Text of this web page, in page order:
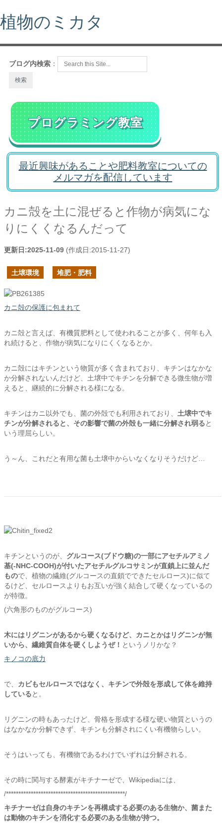
植物のミカタ
ブログ内検索 ：
プログラミング教室
最近興味があることや肥料教室についての
メルマガを配信しています
カニ殻を土に混ぜると作物が病気にな
りにくくなるんだって
更新日:2025-11-09 (作成日:2015-11-27)
土壌環境 堆肥・肥料
カニ殻の保護に包まれて
カニ殻と言えば、有機質肥料として使われることが多く、何年も入
れ続けると、作物が病気になりにくくなるとか。
カニ殻にはキチンという物質が多く含まれており、キチンはなかな
か分解されないんだけど、土壌中でキチンを分解できる微生物が増
えると、継続的に分解される様になる。
キチンはカニ以外でも、菌の外殻でも利用されており、 土壌中でキ
チンが分解されると、 その影響で菌の外殻も一緒に分解され弱ると
いう理屈らしい。
う～ん、これだと有用な菌も土壌中からいなくなりそうだけど…
キチンというのが、 グルコース(ブドウ糖)の一部にアセチルアミノ
基(-NHC-COOH)が付いたアセチルグルコサミンが直鎖上に並んだ
もので、植物の繊維(グルコースの直鎖でできたセルロース)に似て
るけど、セルロースよりもお互いが強く結合して硬くなっているの
が特徴。
(六角形のものがグルコース)
木にはリグニンがあるから硬くなるけど、 カニとかはリグニンが無
いから、 繊維質自体を硬くしようぜ！ というノリかな？
キノコの底力
で、 カビもセルロースではなく、キチンで外殻を形成して体を維持
していると。
リグニンの時もあったけど、骨格を形成する様な硬い物質というの
はなかなか分解できず、キチンも分解されにくい有機物らしい。
そうはいっても、有機物であるわけでいずれは分解される。
その時に関与する酵素がキチナーゼで、Wikipediaには、
/************************************************/
キチナーゼは自身のキチンを再構成する必要のある生物か、菌また
は動物のキチンを消化する必要のある生物が持つ。